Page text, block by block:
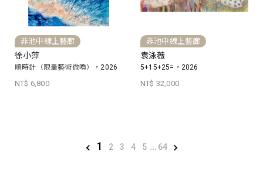
非池中線上藝廊
徐小萍
順時針（限量藝術微噴），2026
NT$ 6,800
非池中線上藝廊
袁泳薇
5+15+25=，2026
NT$ 32,000
1 2 3 4 5 ... 64